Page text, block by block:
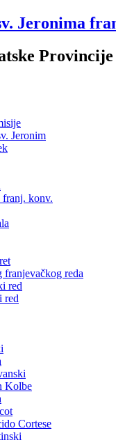
Jeronima
Jeronim
franj. konv.
reda
red
red
Kolbe
Cortese